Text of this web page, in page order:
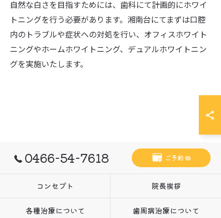
自然な白さを目指すためには、歯科にて計画的にホワイ
トニングを行う必要があります。湘南台にてまずは口腔
内のトラブルや症状への対処を行い、オフィスホワイト
ニングやホームホワイトニング、デュアルホワイトニン
グを実施いたします。
0466-54-7618 ご予約
コンセプト 院長挨拶
各種治療について 歯周病治療について